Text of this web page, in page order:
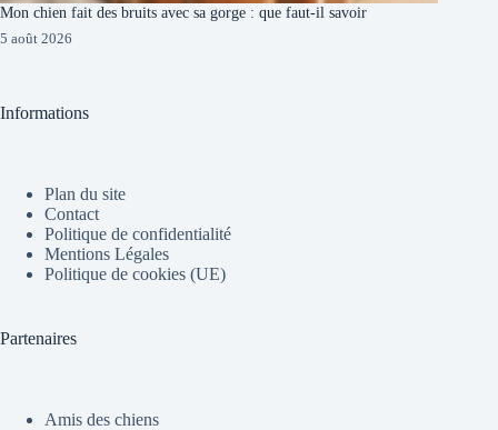
Mon chien fait des bruits avec sa gorge : que faut-il savoir
5 août 2026
Informations
Plan du site
Contact
Politique de confidentialité
Mentions Légales
Politique de cookies (UE)
Partenaires
Amis des chiens